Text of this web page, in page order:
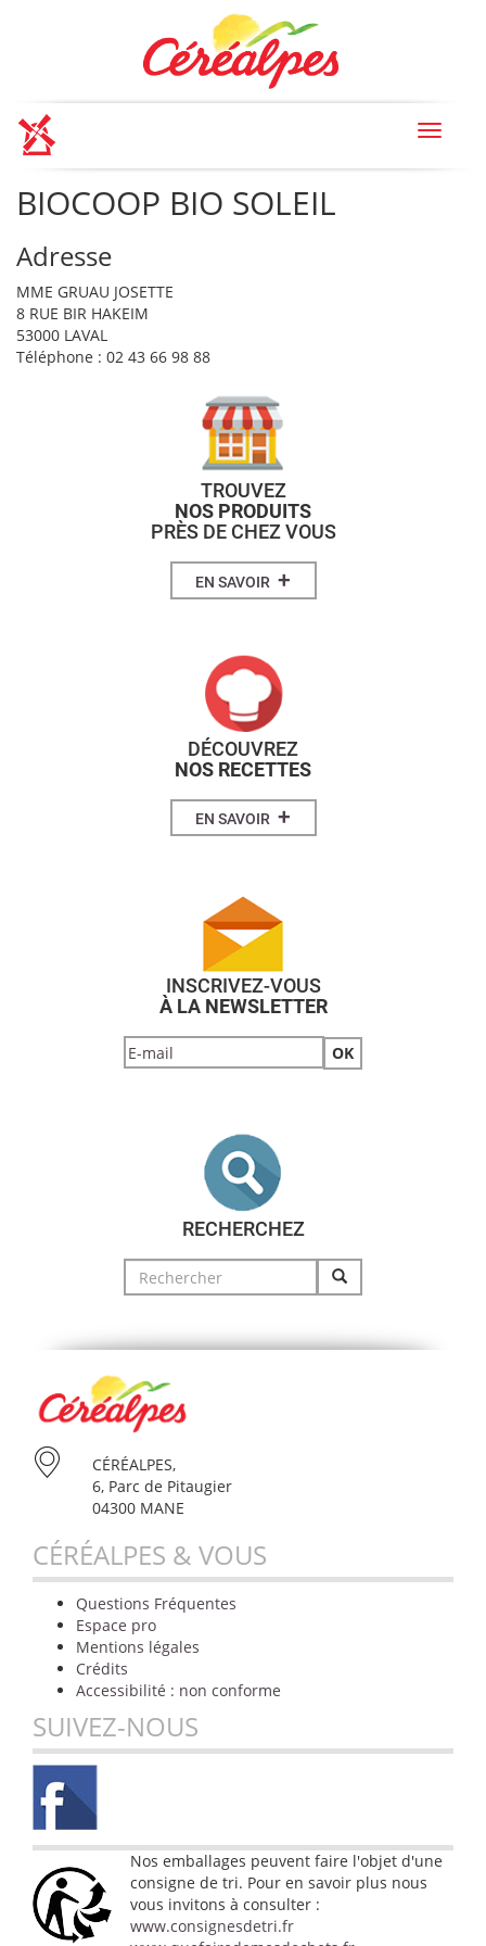
Toggle
BIOCOOP BIO SOLEIL
Adresse
MME GRUAU JOSETTE
8 RUE BIR HAKEIM
53000 LAVAL
Téléphone : 02 43 66 98 88
TROUVEZ
NOS PRODUITS
PRÈS DE CHEZ VOUS
EN SAVOIR +
DÉCOUVREZ
NOS RECETTES
EN SAVOIR +
INSCRIVEZ-VOUS
À LA NEWSLETTER
RECHERCHEZ
Search
for:
CÉRÉALPES,
6, Parc de Pitaugier
04300 MANE
CÉRÉALPES & VOUS
Questions Fréquentes
Espace pro
Mentions légales
Crédits
Accessibilité : non conforme
SUIVEZ-NOUS
Nos emballages peuvent faire l'objet d'une
consigne de tri. Pour en savoir plus nous
vous invitons à consulter :
www.consignesdetri.fr